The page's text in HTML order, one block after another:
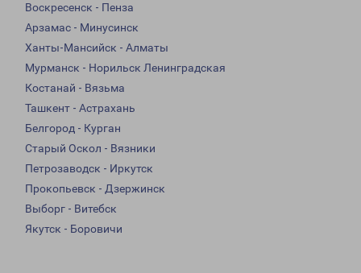
Воскресенск - Пенза
Арзамас - Минусинск
Ханты-Мансийск - Алматы
Мурманск - Норильск Ленинградская
Костанай - Вязьма
Ташкент - Астрахань
Белгород - Курган
Старый Оскол - Вязники
Петрозаводск - Иркутск
Прокопьевск - Дзержинск
Выборг - Витебск
Якутск - Боровичи